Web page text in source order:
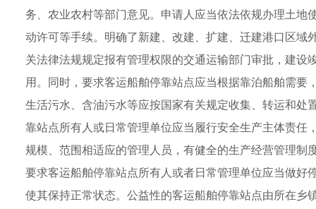
务、农业农村等部门意见。申请人应当依法依规办理土
动许可等手续。明确了新建、改建、扩建、迁建港口区
关法律法规规定报有管理权限的交通运输部门审批，建
用。同时，要求客运船舶停靠站点应当根据靠泊船舶需
生活污水、含油污水等应按国家有关规定收集、转运和
靠站点所有人或日常管理单位应当履行安全生产主体责
规模、范围相适应的管理人员，有健全的生产经营管理
要求客运船舶停靠站点所有人或者日常管理单位应当做
使其保持正常状态。公益性的客运船舶停靠站点由所在